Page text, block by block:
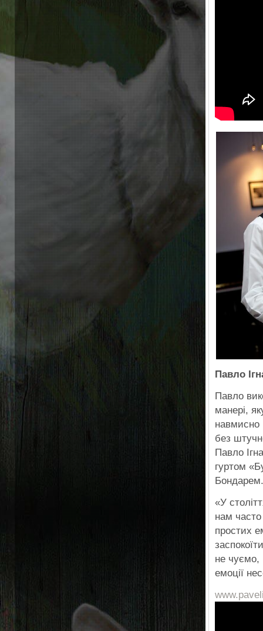
Павло
Павло
манері,
навмисно
без
Павло
гуртом
«У
нам часто
простих
не чуємо,
емоції